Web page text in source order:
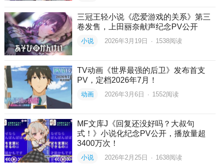
三冠王轻小说《恋爱游戏的关系》第三
卷发售，上田丽奈献声纪念PV公开
小说 2026年3月19日 · 1538阅读
TV动画《世界最强的后卫》发布首支
PV，定档2026年7月！
动画 2026年3月6日 · 1552阅读
MF文库J《回复还没好吗？大叔句
式！》小说化纪念PV公开，播放量超
3400万次！
小说 2026年2月25日 · 1638阅读